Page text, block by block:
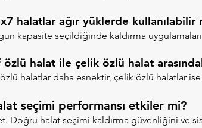
halatlar ağır yüklerde kullanılabilir
kapasite seçildiğinde kaldırma
özlü halat ile çelik özlü halat
halatlar daha esnektir, çelik özlü halatlar
seçimi performansı etkiler mi?
Doğru halat seçimi kaldırma güvenliğini ve